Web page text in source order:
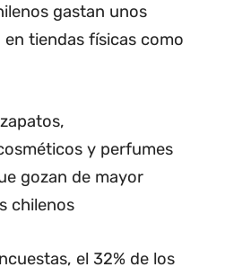
gastan unos
tiendas físicas como
y perfumes
gozan de mayor
chilenos
el 32% de los